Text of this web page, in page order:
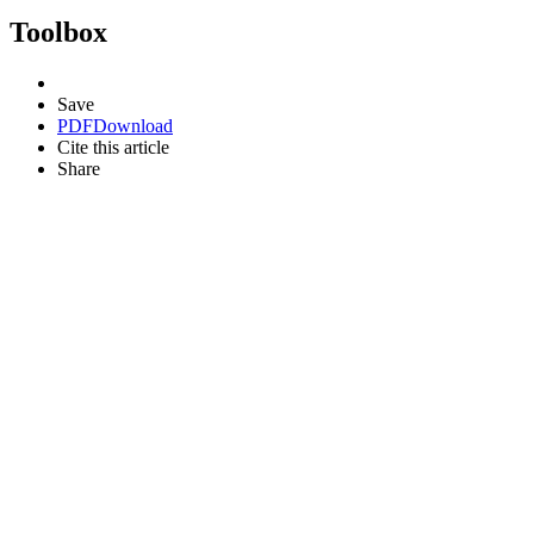
Toolbox
Save
PDFDownload
Cite this article
Share